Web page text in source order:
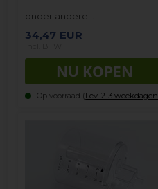
onder andere…
34,47 EUR
Op voorraad (Lev. 2-3 weekdagen.